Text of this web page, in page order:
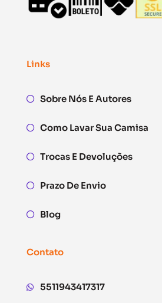
Links
Sobre Nós E Autores
Como Lavar Sua Camisa
Trocas E Devoluções
Prazo De Envio
Blog
Contato
5511943417317